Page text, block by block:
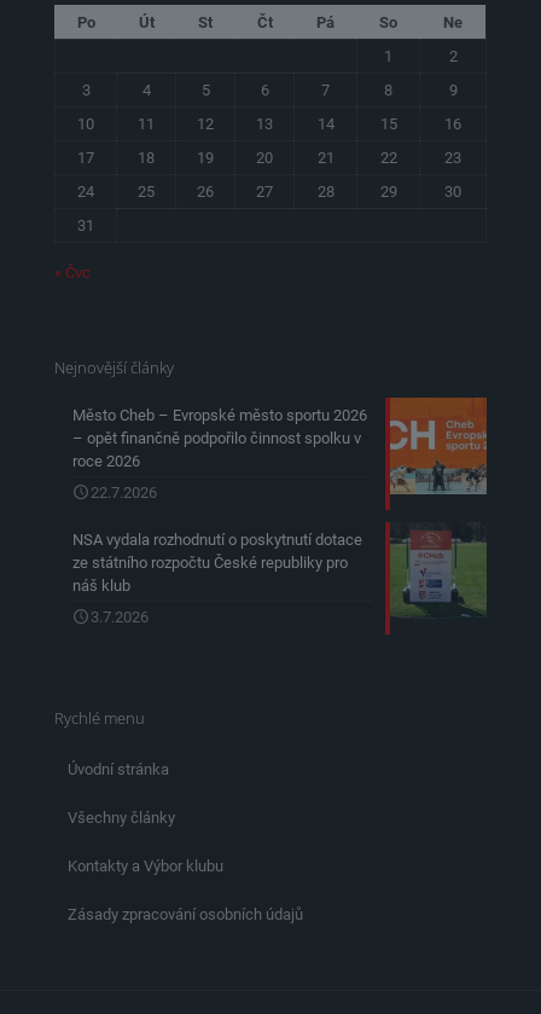
Po Út St Čt Pá So
Ne
1
2
3
4 5 6 7 8
9
10
11 12 13 14 15
16
17
18 19 20 21 22
23
24
25 26 27 28 29
30
31
« Čvc
Nejnovější články
Město Cheb – Evropské město sportu 2026
– opět finančně podpořilo činnost spolku v
roce 2026
22.7.2026
NSA vydala rozhodnutí o poskytnutí dotace
ze státního rozpočtu České republiky pro
náš klub
3.7.2026
Rychlé menu
Úvodní stránka
Všechny články
Kontakty a Výbor klubu
Zásady zpracování osobních údajů